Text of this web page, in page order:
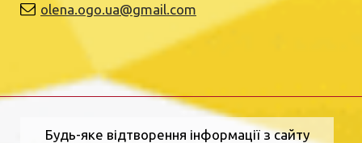
olena.ogo.ua@gmail.com
Будь-яке відтворення інформації з сайту